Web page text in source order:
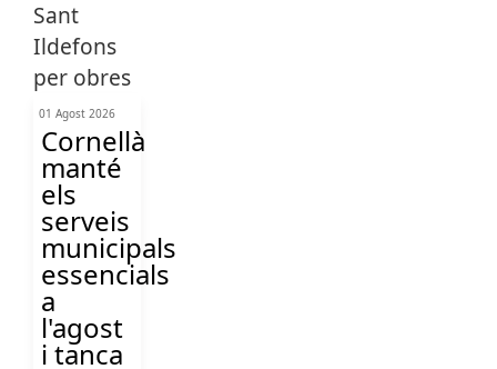
01 Agost 2026
Cornellà
manté
els
serveis
municipals
essencials
a
l'agost
i tanca